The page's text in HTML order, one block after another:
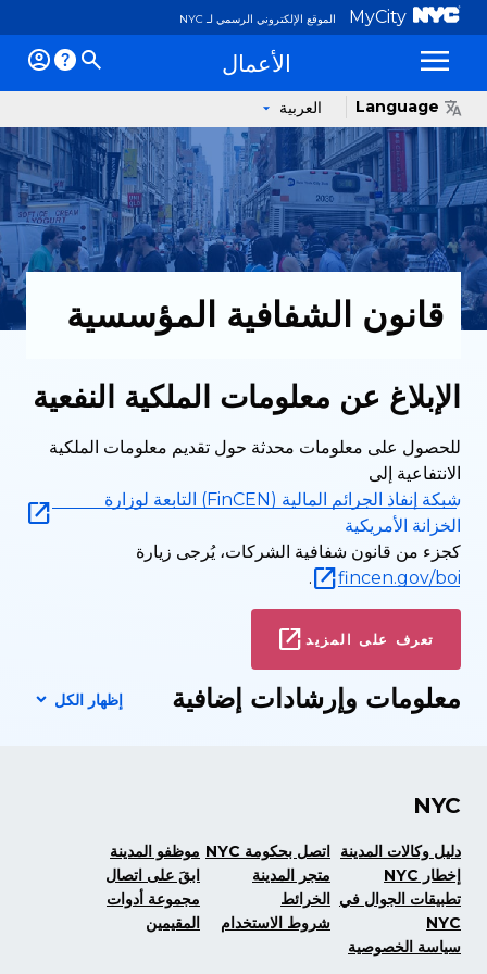
الموقع الإلكتروني الرسمي لـ NYC
الأعمال
Language العربية
قانون الشفافية المؤسسية
الإبلاغ عن معلومات الملكية النفعية
للحصول على معلومات محدثة حول تقديم معلومات الملكية
الانتفاعية إلى
شبكة إنفاذ الجرائم المالية (FinCEN) التابعة لوزارة
الخزانة الأمريكية
كجزء من قانون شفافية الشركات، يُرجى زيارة
fincen.gov/boi
.
تعرف على المزيد
معلومات وإرشادات إضافية إظهار الكل
NYC
دليل وكالات المدينة
إخطار NYC
تطبيقات الجوال في
NYC
سياسة الخصوصية
اتصل بحكومة NYC
متجر المدينة
الخرائط
شروط الاستخدام
موظفو المدينة
ابقَ على اتصال
مجموعة أدوات
المقيمين